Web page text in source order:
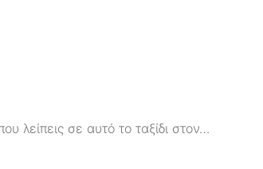
σε αυτό το ταξίδι στον…